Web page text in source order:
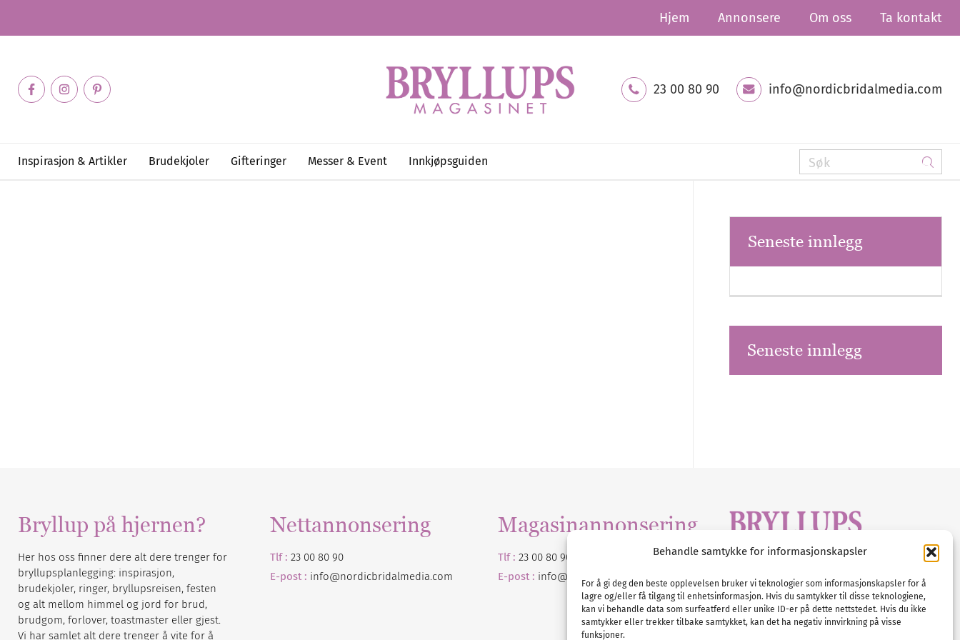
Behandle samtykke for informasjonskapsler
For å gi deg den beste opplevelsen bruker vi teknologier som informasjonskapsler for å
lagre og/eller få tilgang til enhetsinformasjon. Hvis du samtykker til disse teknologiene,
kan vi behandle data som surfeatferd eller unike ID-er på dette nettstedet. Hvis du ikke
samtykker eller trekker tilbake samtykket, kan det ha negativ innvirkning på visse
funksjoner.
Hjem Annonsere Om oss Ta kontakt
23 00 80 90 info@nordicbridalmedia.com
Inspirasjon & Artikler Brudekjoler Gifteringer Messer & Event Innkjøpsguiden
Seneste innlegg
Seneste innlegg
Bryllup på hjernen?
Her hos oss finner dere alt dere trenger for
bryllupsplanlegging: inspirasjon,
brudekjoler, ringer, bryllupsreisen, festen
og alt mellom himmel og jord for brud,
brudgom, forlover, toastmaster eller gjest.
Vi har samlet alt dere trenger å vite for å
Nettannonsering
Tlf : 23 00 80 90
E-post : info@nordicbridalmedia.com
Magasinannonsering
Tlf : 23 00 80 90
E-post : info@ nordicbridalmedia
E-post :info@nordicbridalmedia.com
Bryllupsmagasinet Norge
© All rights reserved.
VAT: NO911740648